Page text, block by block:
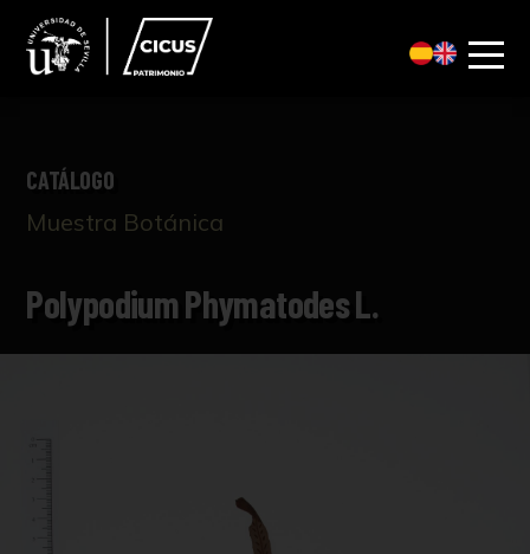
CATÁLOGO
Muestra Botánica
Polypodium Phymatodes L.